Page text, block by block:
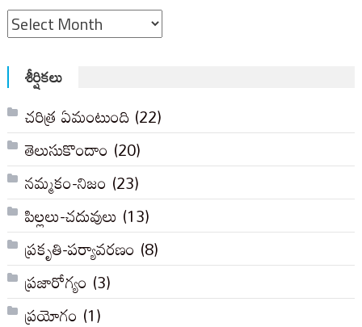
గత
సంచికలు
శీర్షికలు
చరిత్ర ఏమంటుంది (22)
తెలుసుకొందాం (20)
నమ్మకం-నిజం (23)
పిల్లలు-చదువులు (13)
ప్రకృతి-పర్యావరణం (8)
ప్రజారోగ్యం (3)
ప్రయోగం (1)